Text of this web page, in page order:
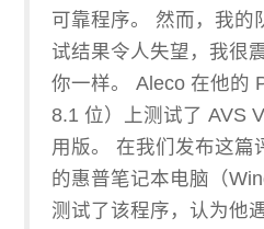
可靠程序。 然而，我的
试结果令人失望，我很
你一样。 Aleco 在他的
8.1 位）上测试了 AVS
用版。 在我们发布这篇
的惠普笔记本电脑（
测试了该程序，认为他